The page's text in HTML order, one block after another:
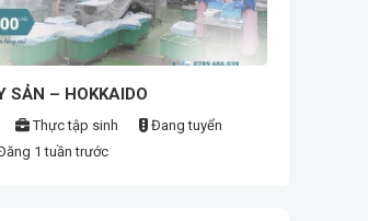
SẢN – HOKKAIDO
Thực tập sinh
Đang tuyển
1 tuần trước